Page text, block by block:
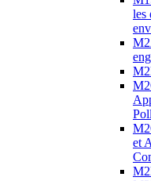
les
et